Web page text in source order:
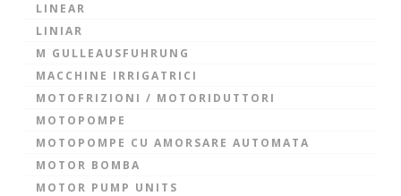
LINEAR
LINIAR
M GULLEAUSFUHRUNG
MACCHINE IRRIGATRICI
MOTOFRIZIONI / MOTORIDUTTORI
MOTOPOMPE
MOTOPOMPE CU AMORSARE AUTOMATA
MOTOR BOMBA
MOTOR PUMP UNITS